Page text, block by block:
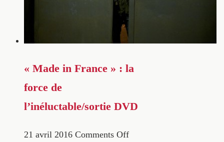
« Made in France » : la
force de
l’inéluctable/sortie DVD
21 avril 2016 Comments Off